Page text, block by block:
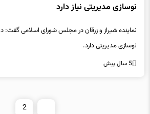
نوسازی مدیریتی نیاز دارد
نماینده شیراز و زرقان در مجلس شورای اسلامی گفت:
نوسازی مدیریتی دارد.
5 سال پیش
2